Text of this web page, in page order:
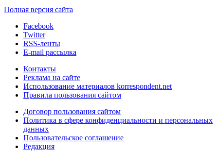
Полная версия сайта
Facebook
Twitter
RSS-ленты
E-mail рассылка
Контакты
Реклама на сайте
Использование материалов korrespondent.net
Правила пользования сайтом
Договор пользования сайтом
Политика в сфере конфиденциальности и персональных
данных
Пользовательское соглашение
Редакция